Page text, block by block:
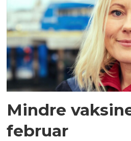
Mindre
februar